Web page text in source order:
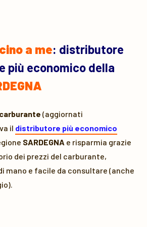
a me: distributore
più economico della
(aggiornati
il distributore più economico
SARDEGNA e risparmia grazie
dei prezzi del carburante,
mano e facile da consultare (anche